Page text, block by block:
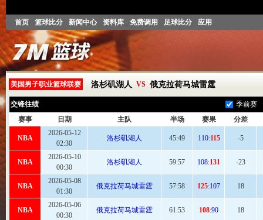
首页 篮球比分 新闻中心 资料库 免费调用 足球比分 应用
美国男子职业篮球联赛 洛杉矶湖人 VS 俄克拉荷马城雷霆
交锋往绩
季前赛
赛事
日期 主队 半场 赛果 分差
NBA
2026-05-12
02:30
洛杉矶湖人 45:49 110:115 -5
NBA
2026-05-10
00:30
洛杉矶湖人 59:57 108:131 -23
NBA
2026-05-08
01:30
俄克拉荷马城雷霆 57:58 125:107 18
NBA
2026-05-06
00:30
俄克拉荷马城雷霆 61:53 108:90 18